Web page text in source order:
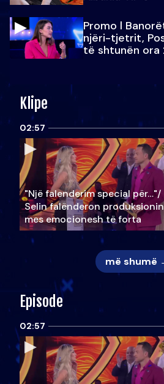
Promo l
njëri-tjetrit,
të shtunën ora
Klipe
02:57
"Një falenderim special për…"/
Selin falënderon produksionin
mes emocionesh të forta
më shumë
Episode
02:57